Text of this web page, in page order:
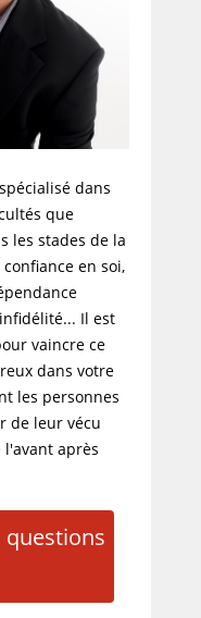
dans
que
les stades de la
en soi,
Il est
vaincre ce
dans votre
les personnes
de leur vécu
l'avant après
questions